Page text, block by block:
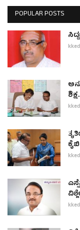
POPULAR POSTS